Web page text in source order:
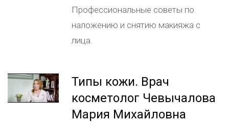
Профессиональные советы по
наложению и снятию макияжа с
лица.
Типы кожи. Врач
косметолог Чевычалова
Мария Михайловна